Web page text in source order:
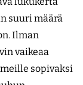
suuri määrä
Ilman
vaikeaa
sopivaksi